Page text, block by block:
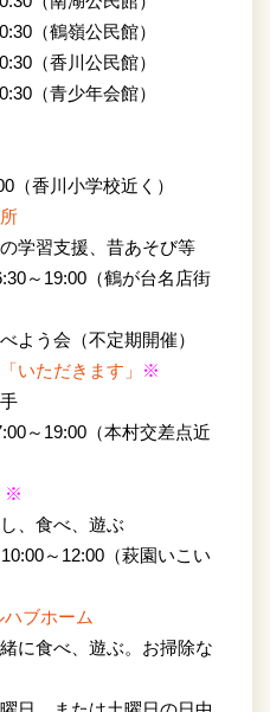
（鶴嶺公民館）
（香川公民館）
（青少年会館）
（香川小学校近く）
学習支援、昔あそび等
～19:00（鶴が台名店街
よう会（不定期開催）
いただきます」
※
～19:00（本村交差点近
※
、食べ、遊ぶ
～12:00（萩園いこい
ブホーム
に食べ、遊ぶ。お掃除な